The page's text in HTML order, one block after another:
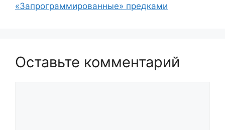
«Запрограммированные» предками
Оставьте комментарий